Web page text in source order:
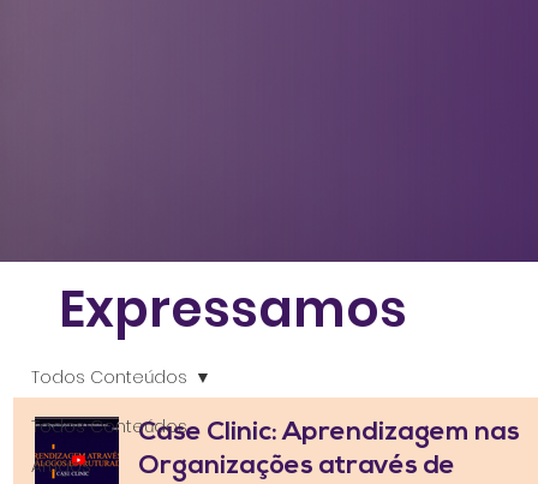
Todos Conteúdos
Artigos
Todos Conteúdos
Case Clinic: Aprendizagem nas
Organizações através de
Expressamos